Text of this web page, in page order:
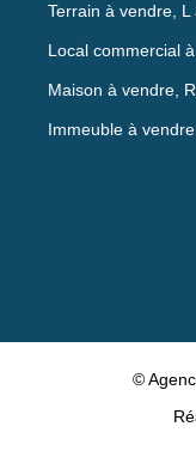
Terrain à vendre, L
Local commercial
Maison à vendre,
Immeuble à
©